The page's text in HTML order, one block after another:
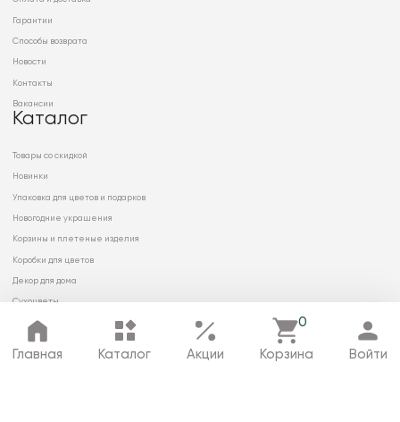
Главная Каталог Акции
0
Корзина Войти
Гарантии
Способы возврата
Новости
Контакты
Вакансии
Каталог
Товары со скидкой
Новинки
Упаковка для цветов и подарков
Новогодние украшения
Корзины и плетеные изделия
Коробки для цветов
Декор для дома
Сухоцветы
© 2026 ООО «МИРРЭЙ»